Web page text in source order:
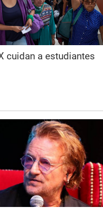
cuidan a estudiantes